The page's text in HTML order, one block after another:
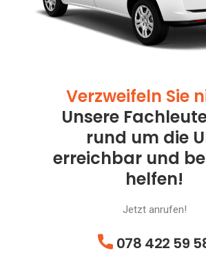
Verzweifeln Sie
Unsere
rund um die
erreichbar und
helfen!
Jetzt anrufen!
078 422 59